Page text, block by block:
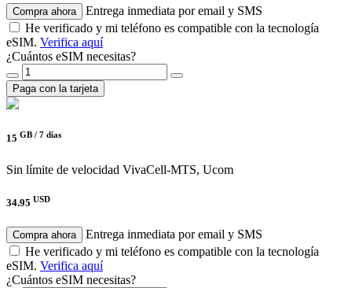
Compra ahora
Entrega inmediata por email y SMS
He verificado y mi teléfono es compatible con la tecnología
eSIM. Verifica aquí
¿Cuántos eSIM necesitas?
Paga con la tarjeta
15 GB / 7 días
Sin límite de velocidad VivaCell-MTS, Ucom
34.95 USD
Compra ahora
Entrega inmediata por email y SMS
He verificado y mi teléfono es compatible con la tecnología
eSIM. Verifica aquí
¿Cuántos eSIM necesitas?